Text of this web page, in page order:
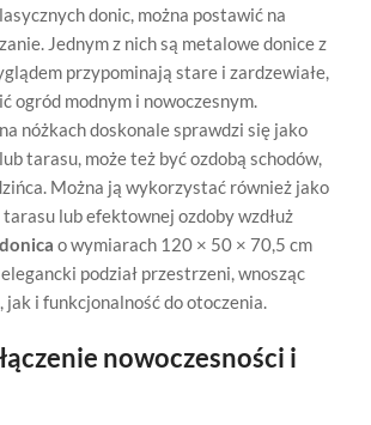
donic, można postawić na
Jednym z nich są metalowe donice z
przypominają stare i zardzewiałe,
ogród modnym i nowoczesnym.
nóżkach doskonale sprawdzi się jako
tarasu, może też być ozdobą schodów,
Można ją wykorzystać również jako
lub efektownej ozdoby wzdłuż
o wymiarach 120 × 50 × 70,5 cm
podział przestrzeni, wnosząc
i funkcjonalność do otoczenia.
nowoczesności i